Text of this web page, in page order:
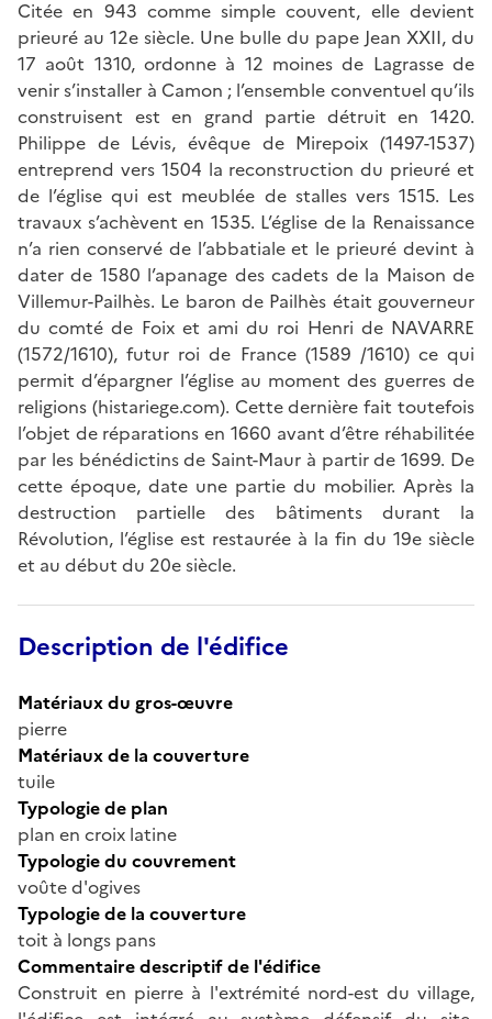
Citée en 943 comme simple couvent, elle devient
prieuré au 12e siècle. Une bulle du pape Jean XXII, du
17 août 1310, ordonne à 12 moines de Lagrasse de
venir s’installer à Camon ; l’ensemble conventuel qu’ils
construisent est en grand partie détruit en 1420.
Philippe de Lévis, évêque de Mirepoix (1497-1537)
entreprend vers 1504 la reconstruction du prieuré et
de l’église qui est meublée de stalles vers 1515. Les
travaux s’achèvent en 1535. L’église de la Renaissance
n’a rien conservé de l’abbatiale et le prieuré devint à
dater de 1580 l’apanage des cadets de la Maison de
Villemur-Pailhès. Le baron de Pailhès était gouverneur
du comté de Foix et ami du roi Henri de NAVARRE
(1572/1610), futur roi de France (1589 /1610) ce qui
permit d’épargner l’église au moment des guerres de
religions (histariege.com). Cette dernière fait toutefois
l’objet de réparations en 1660 avant d’être réhabilitée
par les bénédictins de Saint-Maur à partir de 1699. De
cette époque, date une partie du mobilier. Après la
destruction partielle des bâtiments durant la
Révolution, l’église est restaurée à la fin du 19e siècle
et au début du 20e siècle.
Description de l'édifice
Matériaux du gros-œuvre
pierre
Matériaux de la couverture
tuile
Typologie de plan
plan en croix latine
Typologie du couvrement
voûte d'ogives
Typologie de la couverture
toit à longs pans
Commentaire descriptif de l'édifice
Construit en pierre à l'extrémité nord-est du village,